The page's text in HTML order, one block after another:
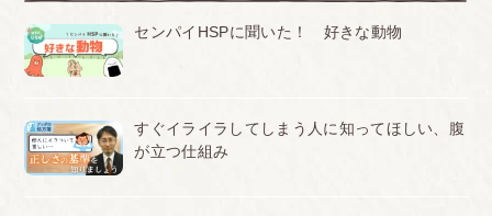
センパイHSPに聞いた！ 好きな動物
すぐイライラしてしまう人に知ってほしい、腹
が立つ仕組み